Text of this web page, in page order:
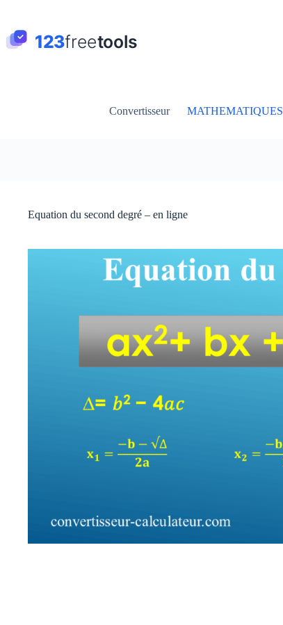
contenu
Convertisseur MATHEMATIQUES
Equation du second degré – en ligne